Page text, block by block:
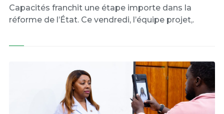
Capacités franchit une étape importe dans la
réforme de l’État. Ce vendredi, l’équipe projet,.